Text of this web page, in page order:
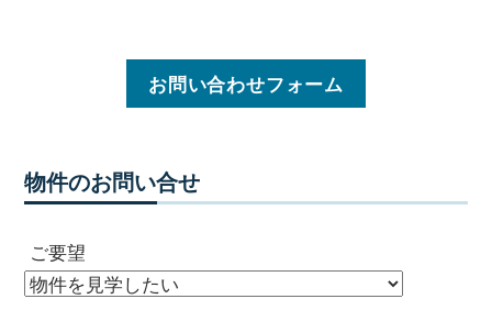
お問い合わせフォーム
物件のお問い合せ
ご要望